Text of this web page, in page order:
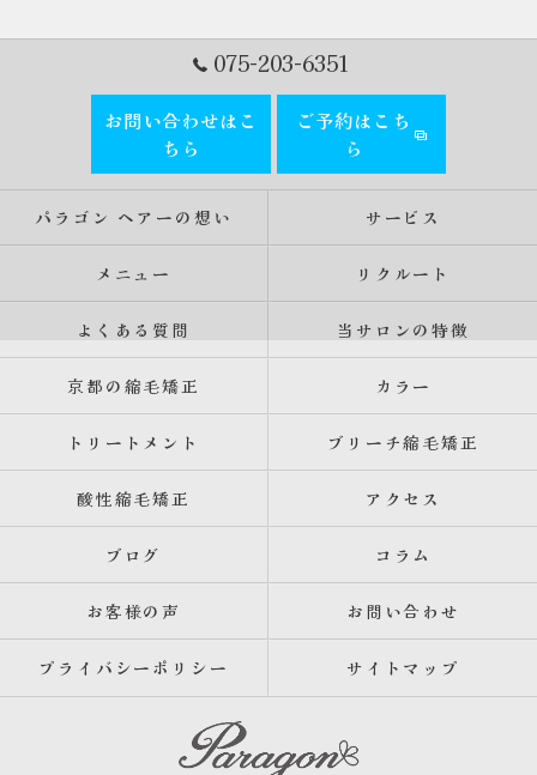
075-203-6351
お問い合わせはこ
ちら
ご予約はこち
ら
パラゴン ヘアーの想い サービス
メニュー リクルート
よくある質問 当サロンの特徴
京都の縮毛矯正 カラー
トリートメント ブリーチ縮毛矯正
酸性縮毛矯正 アクセス
ブログ コラム
お客様の声 お問い合わせ
プライバシーポリシー サイトマップ